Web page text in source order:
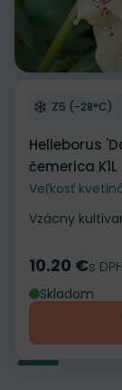
Odober do
Z5 (-28°C)
Helleborus
čemerica K1L
Veľkosť
Vzácny
Cena
10.20 €s DPH
Skladom